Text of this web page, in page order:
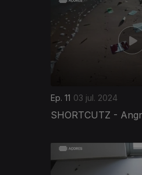
Ep. 11 03 jul. 2024
SHORTCUTZ -